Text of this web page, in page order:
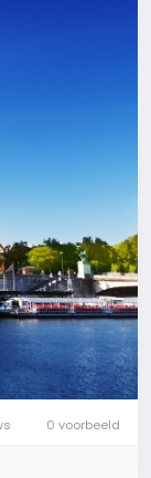
0 voorbeeld